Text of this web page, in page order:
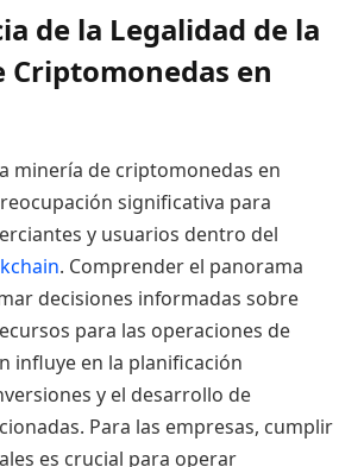
de la Legalidad de la
Criptomonedas en
minería de criptomonedas en
significativa para
y usuarios dentro del
. Comprender el panorama
decisiones informadas sobre
para las operaciones de
influye en la planificación
y el desarrollo de
Para las empresas, cumplir
es crucial para operar